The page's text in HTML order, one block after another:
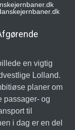
en vigtig
Lolland.
planer om
passager- og
til
i dag er en del